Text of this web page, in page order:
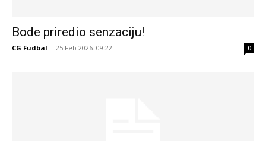
Bode priredio senzaciju!
CG Fudbal - 25 Feb 2026. 09:22 0